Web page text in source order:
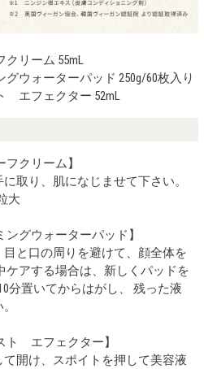
リーム 55mL
ウォーターパッド 250g/60枚入り
エフェクター 52mL
フクリーム】
取り、肌になじませて下さい。
大
ングウォーターパッド】
と口の周りを避けて、顔全体を
ケアする場合は、新しくパッドを
分置いてからはがし、 残った液
ト エフェクター】
開け、スポイトを押して美容液